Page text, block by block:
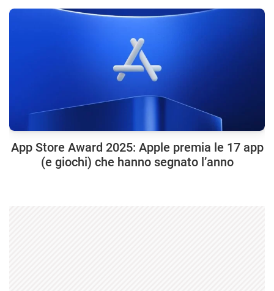
App Store Award 2025: Apple premia le 17 app
(e giochi) che hanno segnato l’anno